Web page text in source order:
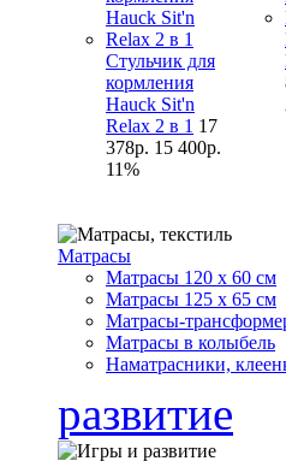
Стульчик для
кормления
Hauck Sit'n
Relax 2 в 1 17
378р. 15 400р.
11%
Матрасы
Матрасы 120 x 60 см
Матрасы 125 x 65 см
Матрасы-
Матрасы в колыбель
Наматрасники,
развитие